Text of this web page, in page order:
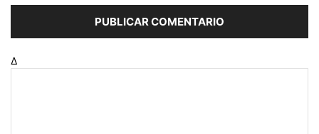
Δ